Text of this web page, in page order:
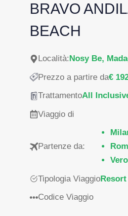
BRAVO
BEACH
Località:Nosy Be,
Prezzo a partire da€
TrattamentoAll
Viaggio di
Partenze da:
Tipologia ViaggioResort
Codice Viaggio